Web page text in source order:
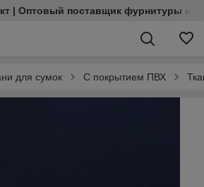
| Оптовый поставщик фурнитуры и
для сумок С покрытием ПВХ